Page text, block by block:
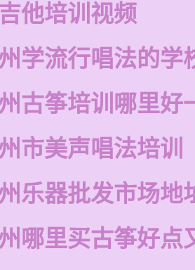
他培训视频
学流行唱法的学
古筝培训哪里好
市美声唱法培训
乐器批发市场地
哪里买古筝好点